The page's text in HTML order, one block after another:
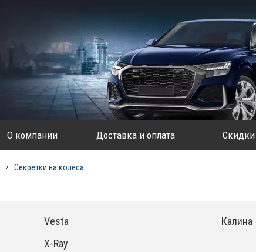
О компании Доставка и оплата Скидки
Секретки на колеса
Vesta
X-Ray
Калина